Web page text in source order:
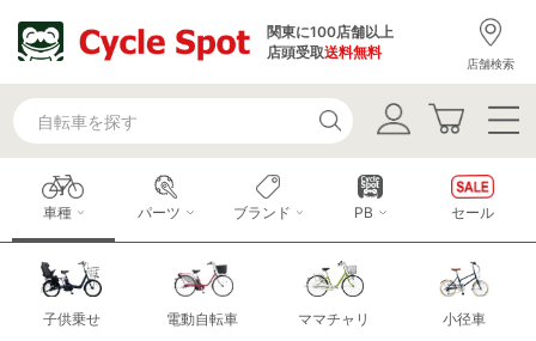
関東に100店舗以上
店頭受取送料無料
店舗検索
車種
子供乗せ 電動自転車 ママチャリ 小径車
パーツ ブランド PB セール